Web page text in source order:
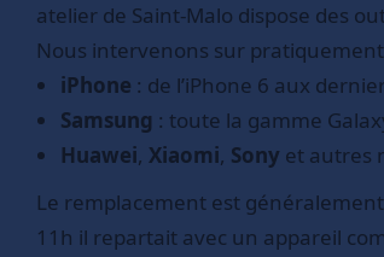
atelier de Saint-Malo dispose des
Nous intervenons sur
iPhone : de l’iPhone 6 aux
Samsung : toute la gamme
Huawei, Xiaomi, Sony et autres
Le remplacement est
11h il repartait avec un appareil